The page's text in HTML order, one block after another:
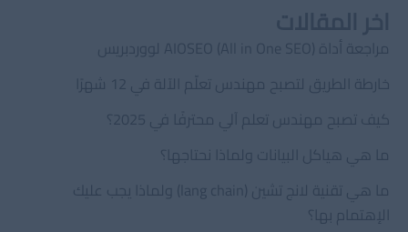
مراجعة أداة AIOSEO (All in One SEO) لووردبريس
خارطة الطريق لتصبح مهندس تعلّم الآلة في 12 شهرًا
كيف تصبح مهندس تعلم آلي محترفًا في 2025؟
ما هي هياكل البيانات ولماذا نحتاجها؟
ما هي تقنية لانج تشين (lang chain) ولماذا يجب عليك
الإهتمام بها؟